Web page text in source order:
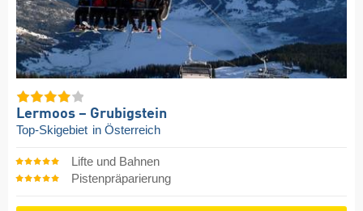
Lermoos – Grubigstein
Top-Skigebiet in Österreich
Lifte und Bahnen
Pistenpräparierung